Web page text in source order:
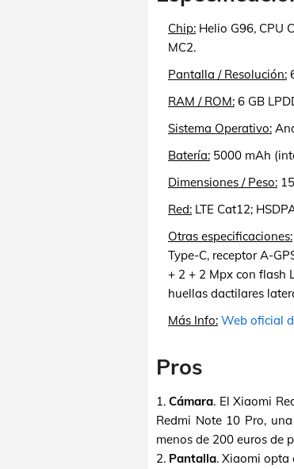
Chip: Helio G96, CPU
MC2.
Pantalla / Resolución:
RAM / ROM: 6 GB
Sistema Operativo:
Batería: 5000 mAh
Dimensiones / Peso:
Red: LTE Cat12;
Otras especificaciones:
Type-C, receptor A-
+ 2 + 2 Mpx con flash
huellas dactilares
Más Info: Web oficial
Pros
1.Cámara. El Xiaomi
Redmi Note 10 Pro,
menos de 200 euros de
2. Pantalla. Xiaomi opta